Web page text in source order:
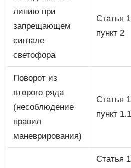
линию при
запрещающем
сигнале
светофора
Статья
пункт 2
Поворот из
второго ряда
(несоблюдение
правил
маневрирования)
Статья
пункт 1.1
Статья